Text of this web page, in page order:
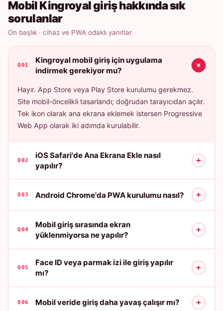
Mobil Kingroyal giriş hakkında sık
sorulanlar
On başlık · cihaz ve PWA odaklı yanıtlar
Q01
Kingroyal mobil giriş için uygulama
indirmek gerekiyor mu?
+
Hayır. App Store veya Play Store kurulumu gerekmez.
Site mobil-öncelikli tasarlandı; doğrudan tarayıcıdan açılır.
Tek ikon olarak ana ekrana eklemek istersen Progressive
Web App olarak iki adımda kurulabilir.
Q02
iOS Safari'de Ana Ekrana Ekle nasıl
yapılır?
+
Q03 Android Chrome'da PWA kurulumu nasıl? +
Q04
Mobil giriş sırasında ekran
yüklenmiyorsa ne yapılır?
+
Q05
Face ID veya parmak izi ile giriş yapılır
mı?
+
Q06 Mobil veride giriş daha yavaş çalışır mı? +